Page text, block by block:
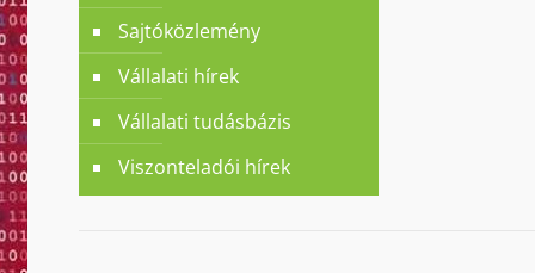
Sajtóközlemény
Vállalati hírek
Vállalati tudásbázis
Viszonteladói hírek